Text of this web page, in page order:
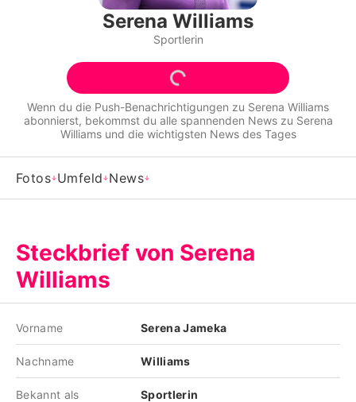
Alle Themen auf Promiflash
Jobs
App runterladen
Team
Impressum
Nutzungsbedingungen
Utiq verwalten
Serena Williams
Sportlerin
Wenn du die Push-Benachrichtigungen zu Serena Williams
abonnierst, bekommst du alle spannenden News zu Serena
Williamsund die wichtigsten News des Tages
Fotos Umfeld News
Steckbrief von Serena
Williams
Vorname Serena Jameka
Nachname Williams
Bekannt als Sportlerin